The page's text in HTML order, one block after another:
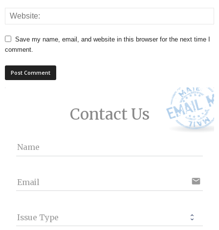
Save my name, email, and website in this browser for the next time I
comment.
Contact Us
Name
Email email
Issue Type